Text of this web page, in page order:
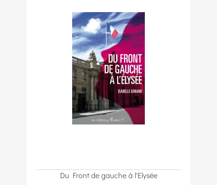
Du Front de gauche à l'Elysée